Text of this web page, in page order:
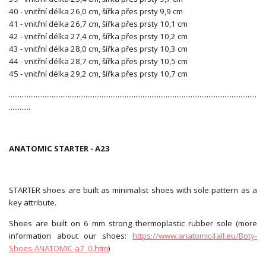
40 - vnitřní délka 26,0 cm, šířka přes prsty 9,9 cm
41 - vnitřní délka 26,7 cm, šířka přes prsty 10,1 cm
42 - vnitřní délka 27,4 cm, šířka přes prsty 10,2 cm
43 - vnitřní délka 28,0 cm, šířka přes prsty 10,3 cm
44 - vnitřní délka 28,7 cm, šířka přes prsty 10,5 cm
45 - vnitřní délka 29,2 cm, šířka přes prsty 10,7 cm
...........................................................................................................................................
............
ANATOMIC STARTER - A23
STARTER shoes are built as minimalist shoes with sole pattern as a
key attribute.
Shoes are built on 6 mm strong thermoplastic rubber sole (more
information about our shoes: https://www.anatomic4all.eu/Boty-
Shoes-ANATOMIC-a7_0.htm)